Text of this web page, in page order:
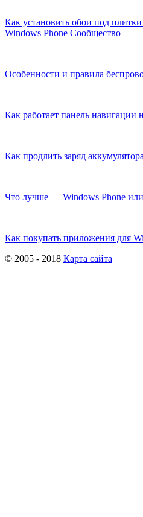
Как установить обои под
Windows Phone Cообщество
Особенности и правила
Как работает панель
Как продлить заряд аккумулятора
Что лучше — Windows Phone
Как покупать приложения для
© 2005 - 2018 Карта сайта